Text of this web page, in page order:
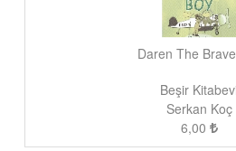
Daren The
Beşir
Serkan Koç
6,00